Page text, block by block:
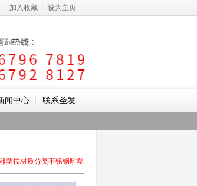
闻中心 联系圣发
塑按材质分类不锈钢雕塑
加入收藏 设为主页